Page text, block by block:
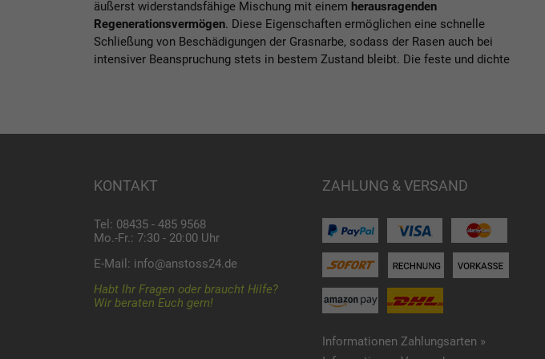
äußerst widerstandsfähige Mischung mit einem herausragenden
Regenerationsvermögen. Diese Eigenschaften ermöglichen eine schnelle
Schließung von Beschädigungen der Grasnarbe, sodass der Rasen auch bei
intensiver Beanspruchung stets in bestem Zustand bleibt. Die feste und dichte
KONTAKT
Tel: 08435 - 485 9568
Mo.-Fr.: 7:30 - 20:00 Uhr
E-Mail: info@anstoss24.de
Habt Ihr Fragen oder braucht Hilfe?
Wir beraten Euch gern!
ZAHLUNG & VERSAND
Informationen Zahlungsarten »